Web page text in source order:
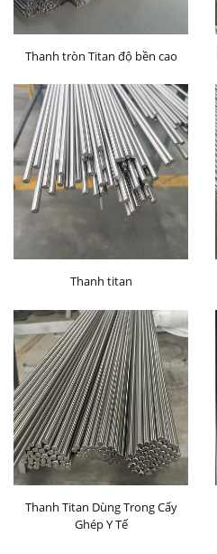
Thanh tròn Titan độ bền cao
Thanh titan
Thanh Titan Dùng Trong Cấy
Ghép Y Tế